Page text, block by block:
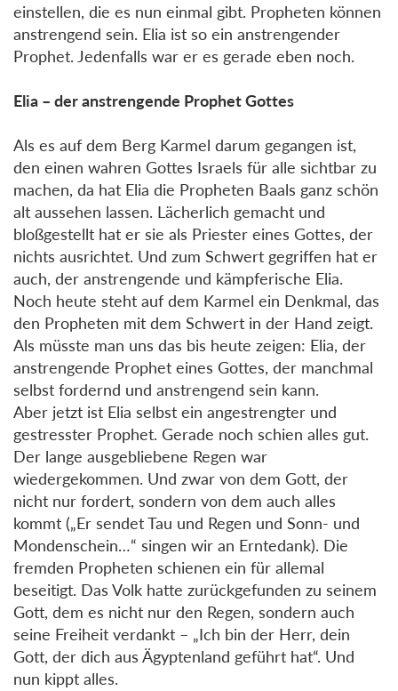
einstellen, die es nun einmal gibt. Propheten können
anstrengend sein. Elia ist so ein anstrengender
Prophet. Jedenfalls war er es gerade eben noch.
Elia – der anstrengende Prophet Gottes
Als es auf dem Berg Karmel darum gegangen ist,
den einen wahren Gottes Israels für alle sichtbar zu
machen, da hat Elia die Propheten Baals ganz schön
alt aussehen lassen. Lächerlich gemacht und
bloßgestellt hat er sie als Priester eines Gottes, der
nichts ausrichtet. Und zum Schwert gegriffen hat er
auch, der anstrengende und kämpferische Elia.
Noch heute steht auf dem Karmel ein Denkmal, das
den Propheten mit dem Schwert in der Hand zeigt.
Als müsste man uns das bis heute zeigen: Elia, der
anstrengende Prophet eines Gottes, der manchmal
selbst fordernd und anstrengend sein kann.
Aber jetzt ist Elia selbst ein angestrengter und
gestresster Prophet. Gerade noch schien alles gut.
Der lange ausgebliebene Regen war
wiedergekommen. Und zwar von dem Gott, der
nicht nur fordert, sondern von dem auch alles
kommt („Er sendet Tau und Regen und Sonn- und
Mondenschein…“ singen wir an Erntedank). Die
fremden Propheten schienen ein für allemal
beseitigt. Das Volk hatte zurückgefunden zu seinem
Gott, dem es nicht nur den Regen, sondern auch
seine Freiheit verdankt – „Ich bin der Herr, dein
Gott, der dich aus Ägyptenland geführt hat“. Und
nun kippt alles.